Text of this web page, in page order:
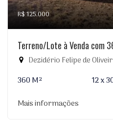
R$ 125.000
Terreno/Lote à Venda com
Dezidério Felipe de Oliveira -
360 M²
12 x
Mais informações